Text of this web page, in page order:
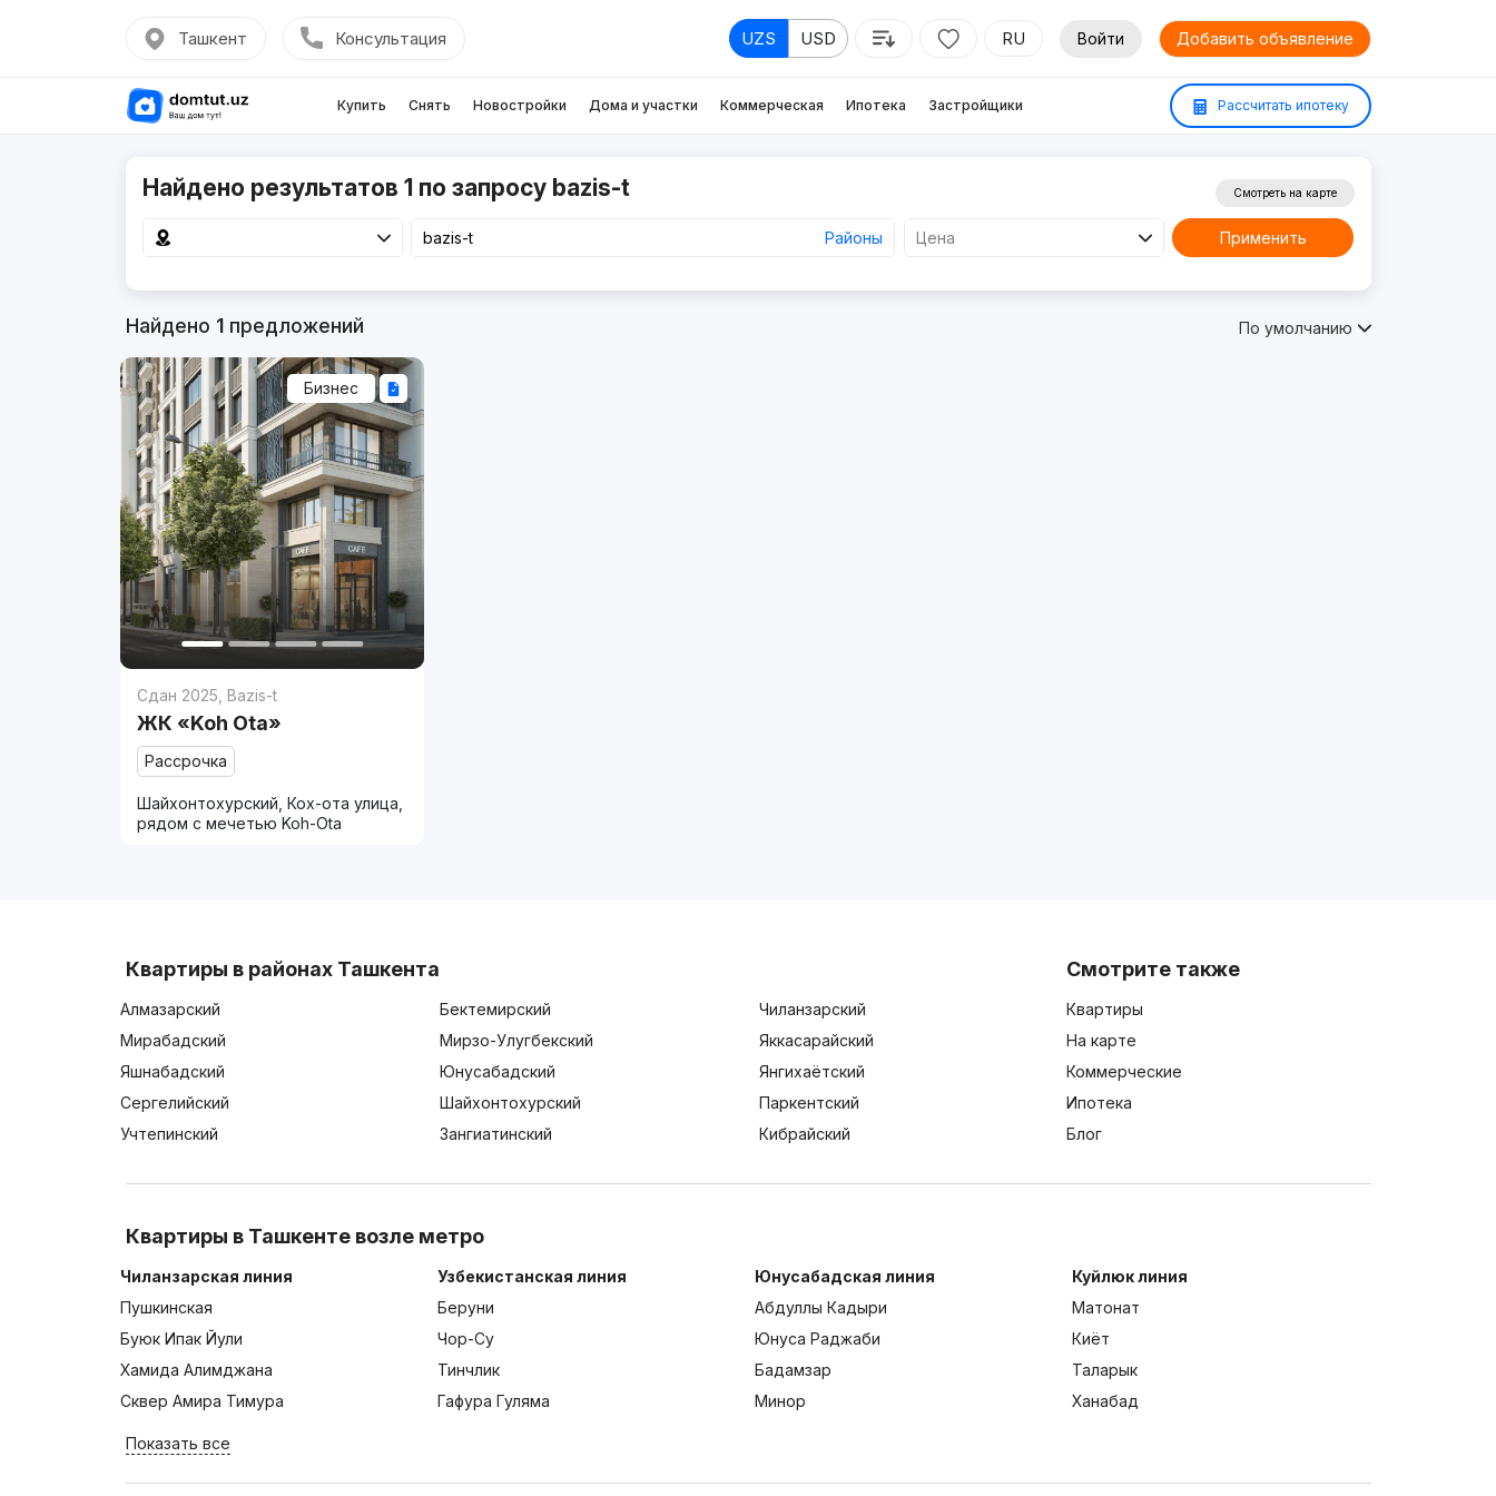
Ташкент Консультация UZS USD RU Войти Добавить объявление
Купить Снять Новостройки Дома и участки Коммерческая Ипотека Застройщики Рассчитать ипотеку
Найдено результатов 1 по запросу bazis-t
Районы Цена
Смотреть на карте
Применить
Найдено 1предложений По умолчанию
Бизнес
Сдан 2025 Bazis-t
ЖК «Koh Ota»
Рассрочка
Шайхонтохурский, Кох-ота улица,
рядом с мечетью Koh-Ota
Квартиры в районах Ташкента
Алмазарский Бектемирский
Чиланзарский
Мирабадский
Мирзо-Улугбекский
Яккасарайский
Яшнабадский
Юнусабадский
Янгихаётский
Сергелийский
Шайхонтохурский
Паркентский
Учтепинский
Зангиатинский Кибрайский
Смотрите также
Квартиры
На карте
Коммерческие
Ипотека
Блог
Квартиры в Ташкенте возле метро
Чиланзарская линия
Пушкинская
Буюк Ипак Йули
Хамида Алимджана
Сквер Амира Тимура
Узбекистанская линия
Беруни
Чор-Су
Тинчлик
Гафура Гуляма
Юнусабадская линия
Абдуллы Кадыри
Юнуса Раджаби
Бадамзар
Минор
Куйлюк линия
Матонат
Киёт
Таларык
Ханабад
Показать все